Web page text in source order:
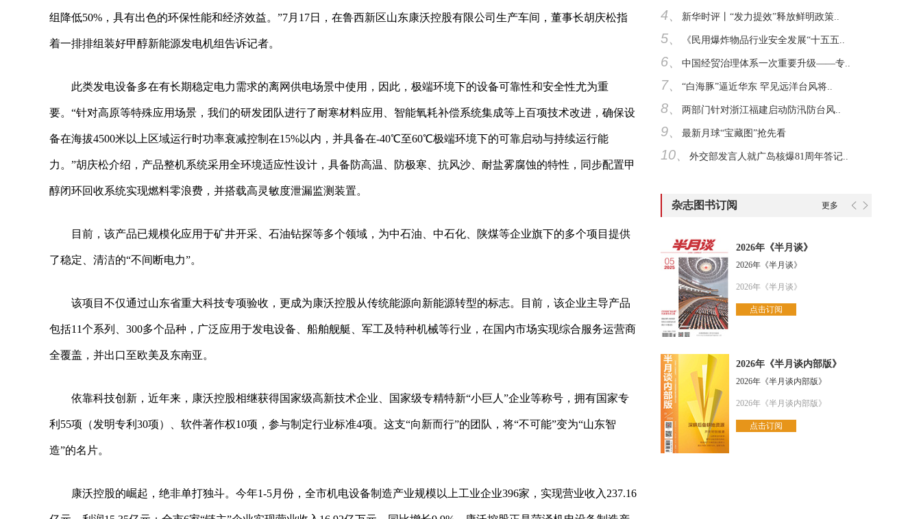
组降低50%，具有出色的环保性能和经济效益。”7月17日，在鲁西新区山东康沃控股有限公司生产车间，董事长胡庆松指
着一排排组装好甲醇新能源发电机组告诉记者。
此类发电设备多在有长期稳定电力需求的离网供电场景中使用，因此，极端环境下的设备可靠性和安全性尤为重
要。“针对高原等特殊应用场景，我们的研发团队进行了耐寒材料应用、智能氧耗补偿系统集成等上百项技术改进，确保设
备在海拔4500米以上区域运行时功率衰减控制在15%以内，并具备在-40℃至60℃极端环境下的可靠启动与持续运行能
力。”胡庆松介绍，产品整机系统采用全环境适应性设计，具备防高温、防极寒、抗风沙、耐盐雾腐蚀的特性，同步配置甲
醇闭环回收系统实现燃料零浪费，并搭载高灵敏度泄漏监测装置。
目前，该产品已规模化应用于矿井开采、石油钻探等多个领域，为中石油、中石化、陕煤等企业旗下的多个项目提供
了稳定、清洁的“不间断电力”。
该项目不仅通过山东省重大科技专项验收，更成为康沃控股从传统能源向新能源转型的标志。目前，该企业主导产品
包括11个系列、300多个品种，广泛应用于发电设备、船舶舰艇、军工及特种机械等行业，在国内市场实现综合服务运营商
全覆盖，并出口至欧美及东南亚。
依靠科技创新，近年来，康沃控股相继获得国家级高新技术企业、国家级专精特新“小巨人”企业等称号，拥有国家专
利55项（发明专利30项）、软件著作权10项，参与制定行业标准4项。这支“向新而行”的团队，将“不可能”变为“山东智
造”的名片。
康沃控股的崛起，绝非单打独斗。今年1-5月份，全市机电设备制造产业规模以上工业企业396家，实现营业收入237.16
4、 新华时评丨“发力提效”释放鲜明政策..
5、 《民用爆炸物品行业安全发展“十五五..
6、 中国经贸治理体系一次重要升级——专..
7、 “白海豚”逼近华东 罕见远洋台风将..
8、 两部门针对浙江福建启动防汛防台风..
9、 最新月球“宝藏图”抢先看
10、 外交部发言人就广岛核爆81周年答记..
杂志图书订阅 更多
2026年《半月谈》
2026年《半月谈》
2026年《半月谈》
点击订阅
2026年《半月谈内部版》
2026年《半月谈内部版》
2026年《半月谈内部版》
点击订阅